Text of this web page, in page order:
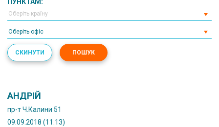
Оберіть офіс
СКИНУТИ ПОШУК
АНДРІЙ
пр-т Ч.Калини 51
09.09.2018 (11:13)